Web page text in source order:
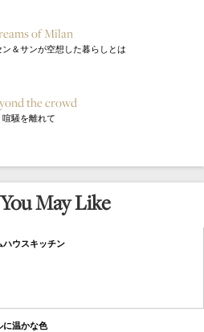
of Milan
＆サンが空想した暮らしとは
the crowd
騒を離れて
May Like
ハウスキッチン
に温かな色